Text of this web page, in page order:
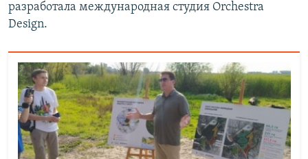
разработала международная студия Orchestra
Design.